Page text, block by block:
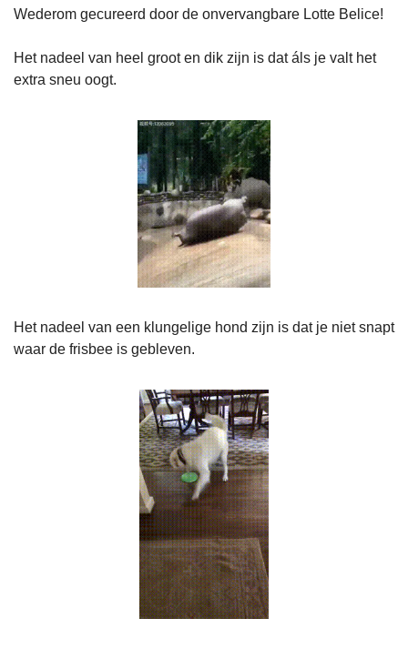
Wederom gecureerd door de onvervangbare Lotte Belice!
Het nadeel van heel groot en dik zijn is dat áls je valt het
extra sneu oogt.
Het nadeel van een klungelige hond zijn is dat je niet snapt
waar de frisbee is gebleven.